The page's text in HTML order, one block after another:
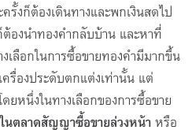
รั้งก็ต้องเดินทางและพกเงินสดไป
องนำทองคำกลับบ้าน และหาที่
ลือกในการซื้อขายทองคำมีมากขึ้น
รื่องประดับตกแต่งเท่านั้น แต่
ยหนึ่งในทางเลือกของการซื้อขาย
นตลาดสัญญาซื้อขายล่วงหน้าหรือ